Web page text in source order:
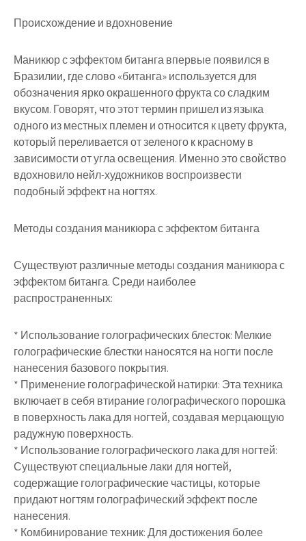
Происхождение и вдохновение
Маникюр с эффектом битанга впервые появился в
Бразилии, где слово «битанга» используется для
обозначения ярко окрашенного фрукта со сладким
вкусом. Говорят, что этот термин пришел из языка
одного из местных племен и относится к цвету фрукта,
который переливается от зеленого к красному в
зависимости от угла освещения. Именно это свойство
вдохновило нейл-художников воспроизвести
подобный эффект на ногтях.
Методы создания маникюра с эффектом битанга
Существуют различные методы создания маникюра с
эффектом битанга. Среди наиболее
распространенных:
* Использование голографических блесток: Мелкие
голографические блестки наносятся на ногти после
нанесения базового покрытия.
* Применение голографической натирки: Эта техника
включает в себя втирание голографического порошка
в поверхность лака для ногтей, создавая мерцающую
радужную поверхность.
* Использование голографического лака для ногтей:
Существуют специальные лаки для ногтей,
содержащие голографические частицы, которые
придают ногтям голографический эффект после
нанесения.
* Комбинирование техник: Для достижения более